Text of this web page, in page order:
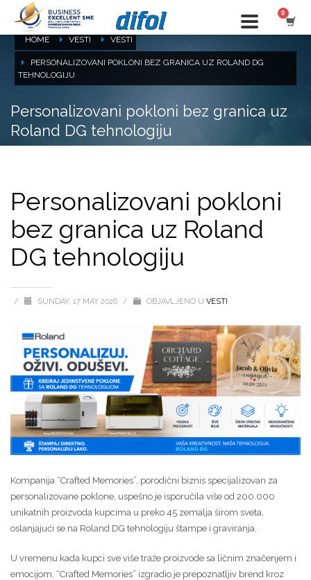
HOME VESTI VESTI
PERSONALIZOVANI POKLONI BEZ GRANICA UZ ROLAND DG
TEHNOLOGIJU
Personalizovani pokloni bez granica uz
Roland DG tehnologiju
Personalizovani pokloni
bez granica uz Roland
DG tehnologiju
/ SUNDAY, 17 MAY 2026 / OBJAVLJENO U VESTI
Kompanija “Crafted Memories”, porodični biznis specijalizovan za
personalizovane poklone, uspešno je isporučila više od 200.000
unikatnih proizvoda kupcima u preko 45 zemalja širom sveta,
oslanjajući se na Roland DG tehnologiju štampe i graviranja.
U vremenu kada kupci sve više traže proizvode sa ličnim značenjem i
emocijom, “Crafted Memories” izgradio je prepoznatljiv brend kroz